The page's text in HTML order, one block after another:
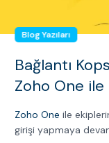
Blog Yazıları
Bağlantı
Zoho One ile
Zoho One ile
girişi yapmaya